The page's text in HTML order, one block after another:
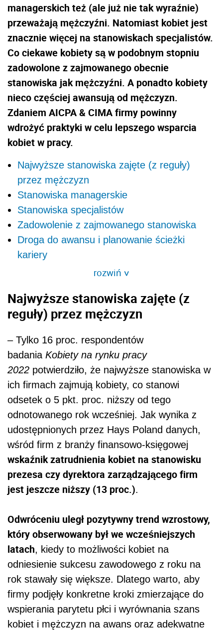
managerskich też (ale już nie tak wyraźnie)
przeważają mężczyźni. Natomiast kobiet jest
znacznie więcej na stanowiskach specjalistów.
Co ciekawe kobiety są w podobnym stopniu
zadowolone z zajmowanego obecnie
stanowiska jak mężczyźni. A ponadto kobiety
nieco częściej awansują od mężczyzn.
Zdaniem AICPA & CIMA firmy powinny
wdrożyć praktyki w celu lepszego wsparcia
kobiet w pracy.
Najwyższe stanowiska zajęte (z reguły)
przez mężczyzn
Stanowiska managerskie
Stanowiska specjalistów
Zadowolenie z zajmowanego stanowiska
Droga do awansu i planowanie ścieżki
kariery
rozwiń>
Najwyższe stanowiska zajęte (z
reguły) przez mężczyzn
– Tylko 16 proc. respondentów
badania Kobiety na rynku pracy
2022 potwierdziło, że najwyższe stanowiska w
ich firmach zajmują kobiety, co stanowi
odsetek o 5 pkt. proc. niższy od tego
odnotowanego rok wcześniej. Jak wynika z
udostępnionych przez Hays Poland danych,
wśród firm z branży finansowo-księgowej
wskaźnik zatrudnienia kobiet na stanowisku
prezesa czy dyrektora zarządzającego firm
jest jeszcze niższy (13 proc.).
Odwróceniu uległ pozytywny trend wzrostowy,
który obserwowany był we wcześniejszych
latach, kiedy to możliwości kobiet na
odniesienie sukcesu zawodowego z roku na
rok stawały się większe. Dlatego warto, aby
firmy podjęły konkretne kroki zmierzające do
wspierania parytetu płci i wyrównania szans
kobiet i mężczyzn na awans oraz adekwatne